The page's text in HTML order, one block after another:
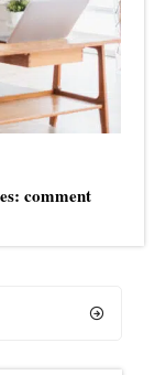
comment